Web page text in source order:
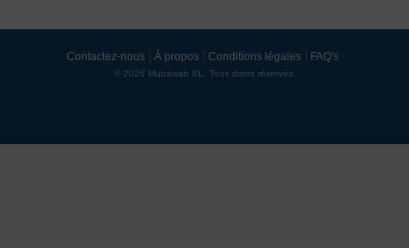
Contactez-nous À propos Conditions légales FAQ's
© 2026 Mubawab SL. Tous droits réservés.